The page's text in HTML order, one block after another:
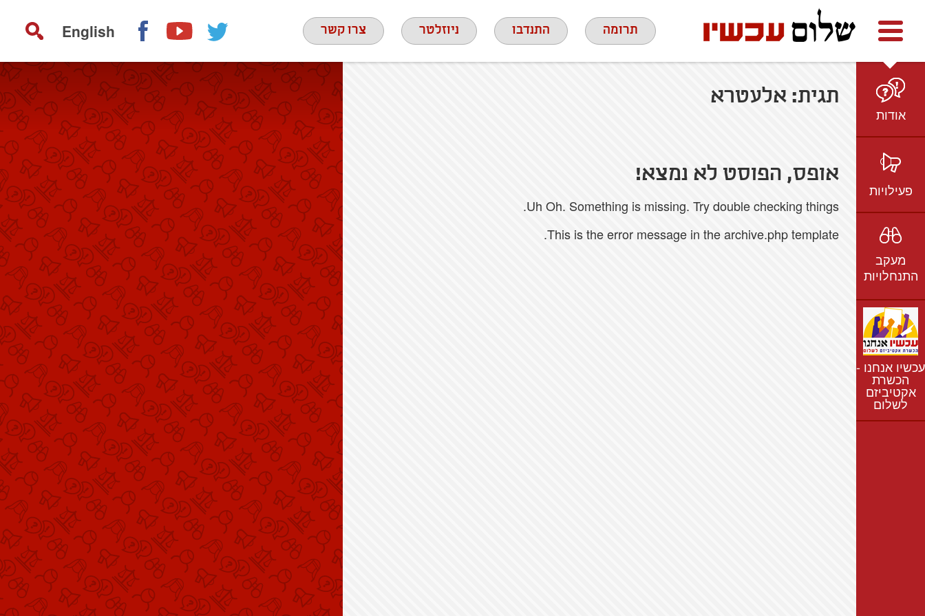
תרומה התנדבו ניוזלטר צרו קשר English Facebookyoutube twitter
אודות
הצוות
חזון ועמדות
אמיל גרינצווייג
שקיפות
פעילויות
ברשת
בתקשורת
וידאו
מעקב
התנחלויות
נתונים
חדשות
נושאים
רשימת התנחלויות
מפת התנחלויות
עכשיו אנחנו -
הכשרת
אקטיביזם
לשלום
תגית: אלעטרא
אופס, הפוסט לא נמצא!
Uh Oh. Something is missing. Try double checking things.
This is the error message in the archive.php template.